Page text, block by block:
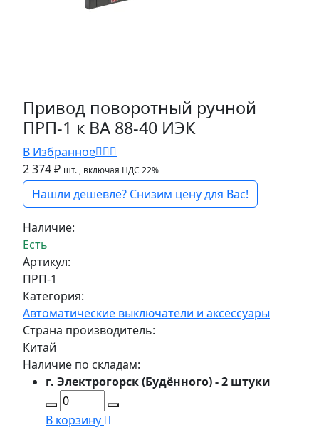
Привод поворотный ручной
ПРП-1 к ВА 88-40 ИЭК
В Избранное
2 374 ₽ шт. , включая НДС 22%
Нашли дешевле? Снизим цену для Вас!
Наличие:
Есть
Артикул:
ПРП-1
Категория:
Автоматические выключатели и аксессуары
Страна производитель:
Китай
Наличие по складам:
г. Электрогорск (Будённого) - 2 штуки
В корзину